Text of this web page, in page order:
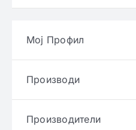
Мој Профил
Производи
Производители